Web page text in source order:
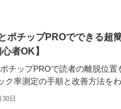
ポチップPROでできる超
者OK】
チップPROで読者の離脱位
ク率測定の手順と改善方法を
30日